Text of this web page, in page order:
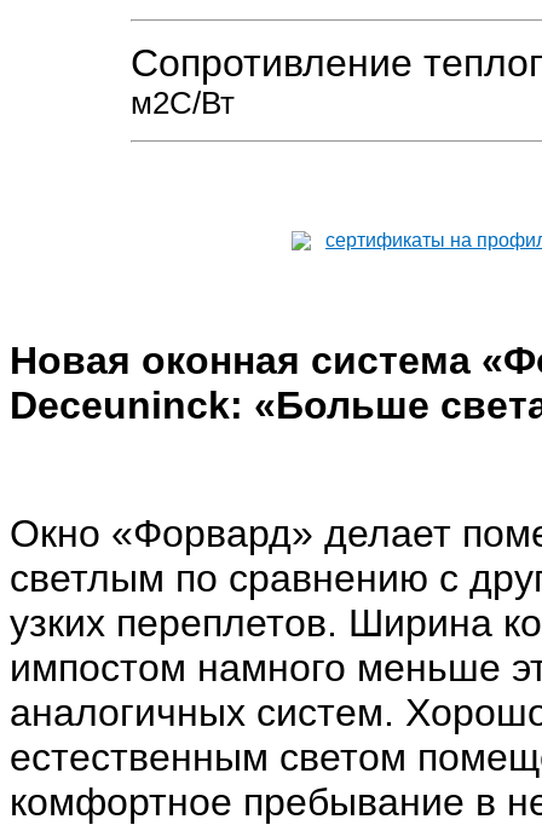
Сопротивление
м2С/Вт
сертификаты на
Новая оконная система
Deceuninck: «Больше
Окно «Форвард» делает
светлым по сравнению с
узких переплетов. Ширина
импостом намного меньше
аналогичных систем.
естественным светом
комфортное пребывание в